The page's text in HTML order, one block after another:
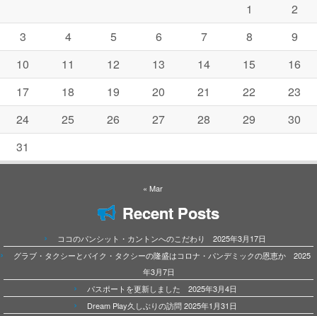
1
2
3
4 5 6 7 8
9
10
11 12 13 14 15
16
17
18 19 20 21 22
23
24
25 26 27 28 29
30
31
« Mar
Recent Posts
ココのパンシット・カントンへのこだわり 2025年3月17日
グラブ・タクシーとバイク・タクシーの隆盛はコロナ・パンデミックの恩恵か 2025
年3月7日
パスポートを更新しました 2025年3月4日
Dream Play久しぶりの訪問 2025年1月31日